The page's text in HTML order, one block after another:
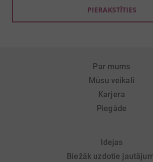
PIERAKSTĪTIES
Par mums
Mūsu veikali
Karjera
Piegāde
Idejas
Biežāk uzdotie